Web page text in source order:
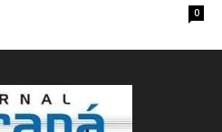
0